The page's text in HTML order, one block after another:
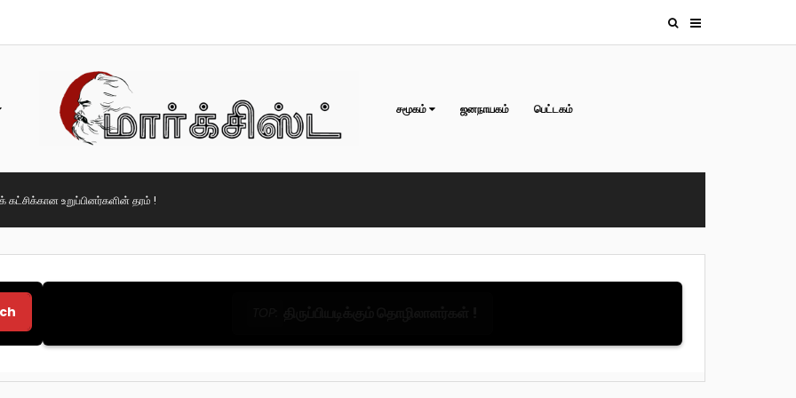
சமூகம் ஜனநாயகம் பெட்டகம்
கட்சிக்கான உறுப்பினர்களின் தரம் !